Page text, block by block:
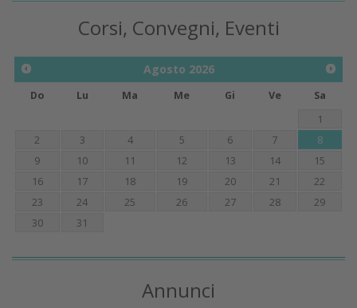
Corsi, Convegni, Eventi
Agosto 2026
Do Lu Ma Me Gi Ve
Sa
1
2
3 4 5 6 7
8
9
10 11 12 13 14
15
16
17 18 19 20 21
22
23
24 25 26 27 28
29
30
31
Annunci